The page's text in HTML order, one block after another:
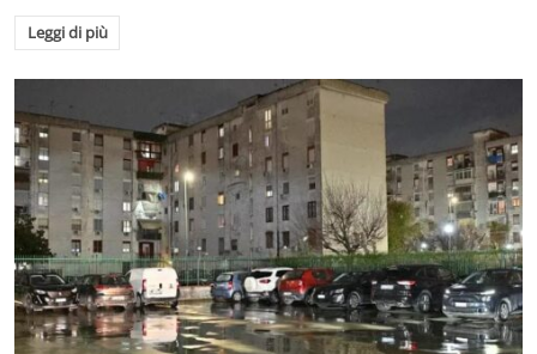
Leggi di più